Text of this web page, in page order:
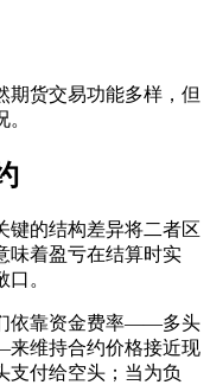
期货交易功能多样，但
键的结构差异将二者区
味着盈亏在结算时实
。
依靠资金费率——多头
维持合约价格接近现
支付给空头；当为负